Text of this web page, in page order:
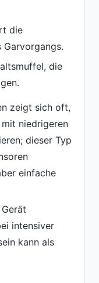
die
die
zeigt sich oft,
niedrigeren
dieser Typ
einfache
intensiver
kann als